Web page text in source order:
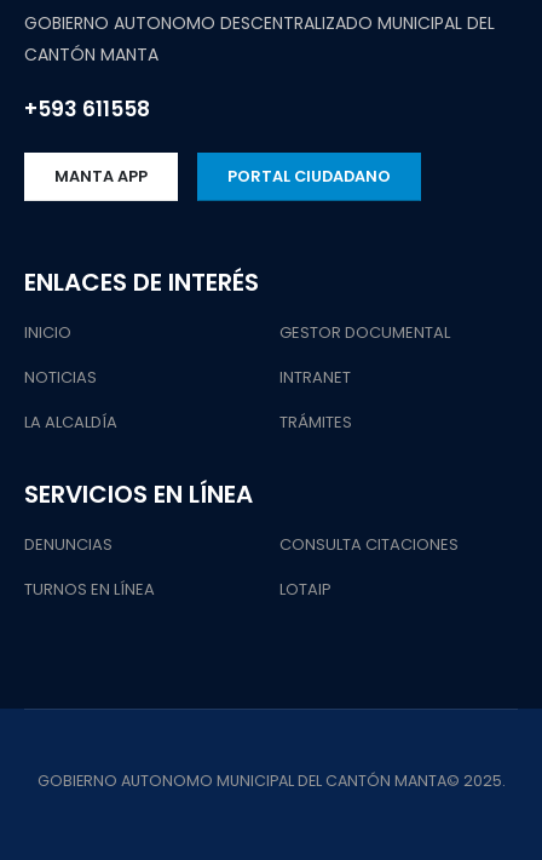
GOBIERNO AUTONOMO DESCENTRALIZADO MUNICIPAL DEL
CANTÓN MANTA
+593 611558
MANTA APP PORTAL CIUDADANO
ENLACES DE INTERÉS
INICIO
NOTICIAS
LA ALCALDÍA
GESTOR DOCUMENTAL
INTRANET
TRÁMITES
SERVICIOS EN LÍNEA
DENUNCIAS
TURNOS EN LÍNEA
CONSULTA CITACIONES
LOTAIP
GOBIERNO AUTONOMO MUNICIPAL DEL CANTÓN MANTA© 2025.